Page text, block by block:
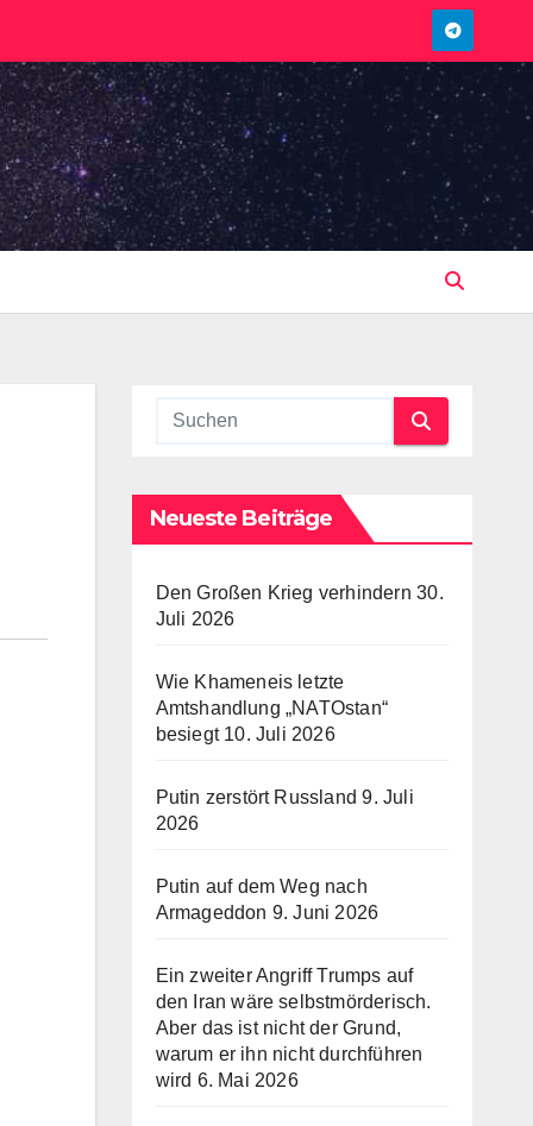
Neueste Beiträge
Den Großen Krieg verhindern 30.
Juli 2026
Wie Khameneis letzte
Amtshandlung „NATOstan“
besiegt 10. Juli 2026
Putin zerstört Russland 9. Juli
2026
Putin auf dem Weg nach
Armageddon 9. Juni 2026
Ein zweiter Angriff Trumps auf
den Iran wäre selbstmörderisch.
Aber das ist nicht der Grund,
warum er ihn nicht durchführen
wird 6. Mai 2026